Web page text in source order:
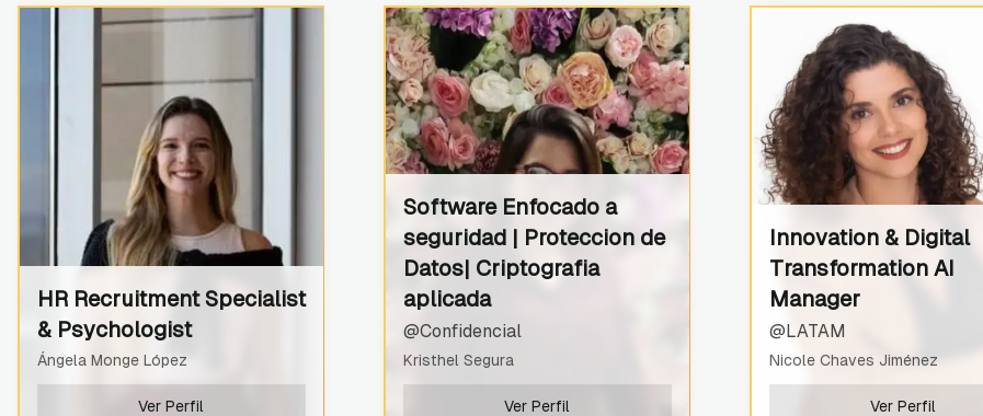
HR Recruitment Specialist
& Psychologist
Ángela Monge López
Ver Perfil
Software Enfocado a
seguridad | Proteccion de
Datos| Criptografia
aplicada
@Confidencial
Kristhel Segura
Ver Perfil
Innovation & Digital
Transformation AI
Manager
@LATAM
Nicole Chaves Jiménez
Ver Perfil